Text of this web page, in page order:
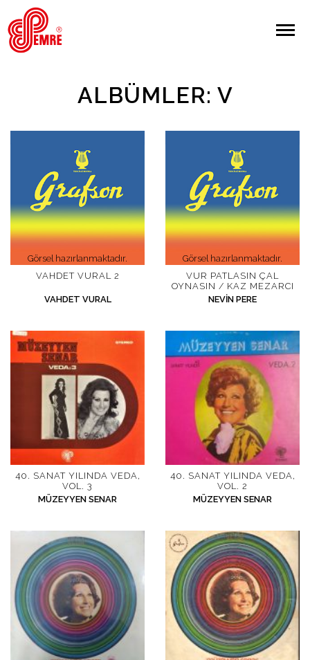
EMRE PLAK
Anasayfa
Hakkımızda
Sanatçılar
Albümler
İletişim
ALBÜMLER: V
Görsel hazırlanmaktadır.
VAHDET VURAL 2
VAHDET VURAL
Görsel hazırlanmaktadır.
VUR PATLASIN ÇAL
OYNASIN / KAZ MEZARCI
NEVIN PERE
40. SANAT YILINDA VEDA,
VOL. 3
MÜZEYYEN SENAR
40. SANAT YILINDA VEDA,
VOL. 2
MÜZEYYEN SENAR